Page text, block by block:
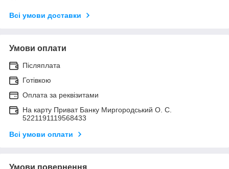
Всі умови доставки
Умови оплати
Післяплата
Готівкою
Оплата за реквізитами
На карту Приват Банку Миргородський О. С.
5221191119568433
Всі умови оплати
Умови повернення